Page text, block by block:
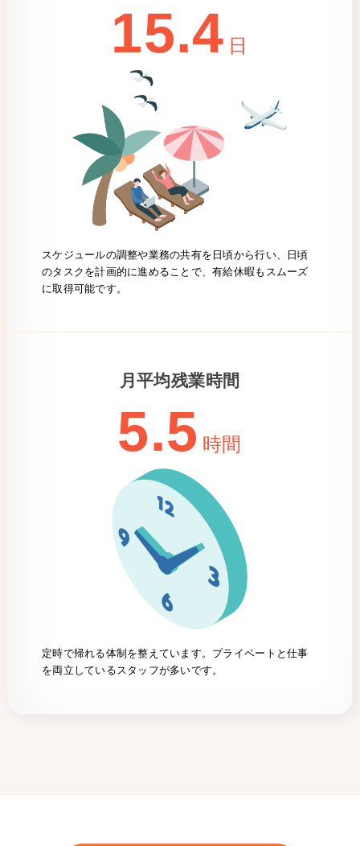
15.4 日
スケジュールの調整や業務の共有を日頃から行い、日頃
のタスクを計画的に進めることで、有給休暇もスムーズ
に取得可能です。
月平均残業時間
5.5 時間
定時で帰れる体制を整えています。プライベートと仕事
を両立しているスタッフが多いです。